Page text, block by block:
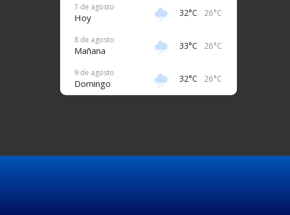
7 de agosto
Hoy 32°C 26°C
8 de agosto
Mañana 33°C 26°C
9 de agosto
Domingo 32°C 26°C